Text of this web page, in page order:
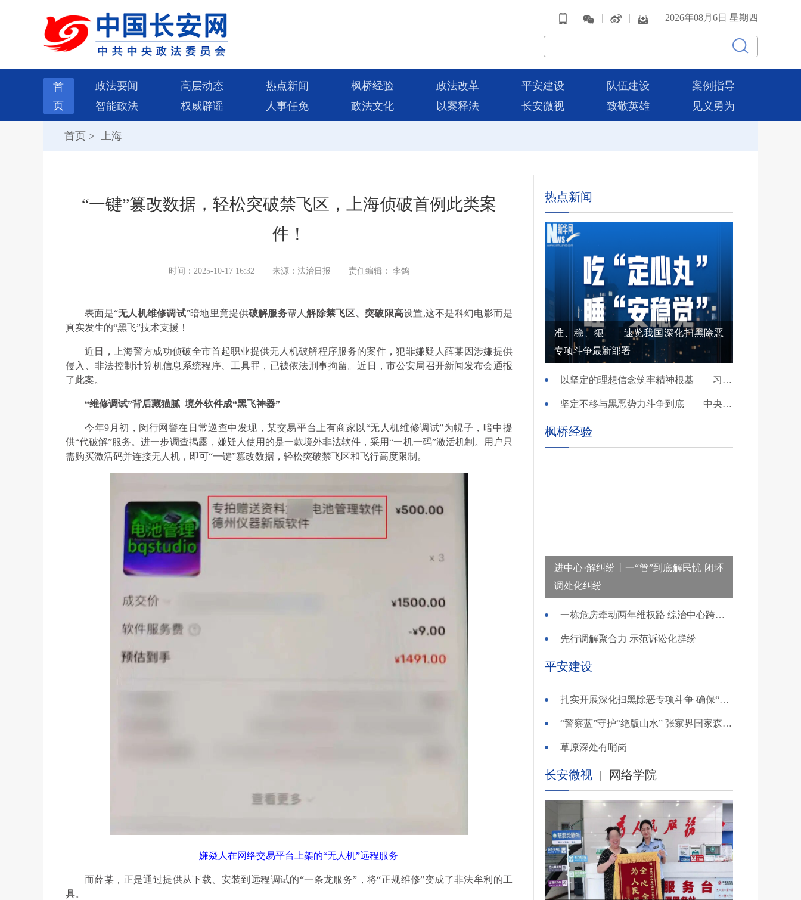
| | | 2026年08月6日 星期四
首
页
政法要闻 高层动态 热点新闻 枫桥经验 政法改革 平安建设 队伍建设
案例指导
智能政法
权威辟谣 人事任免 政法文化 以案释法 长安微视 致敬英雄 见义勇为
首页 > 上海
“一键”篡改数据，轻松突破禁飞区，上海侦破首例此类案
件！
时间：2025-10-17 16:32 来源：法治日报 责任编辑： 李鸽
表面是“无人机维修调试”暗地里竟提供破解服务帮人解除禁飞区、突破限高设置,这不是科幻电影而是
真实发生的“黑飞”技术支援！
近日，上海警方成功侦破全市首起职业提供无人机破解程序服务的案件，犯罪嫌疑人薛某因涉嫌提供
侵入、非法控制计算机信息系统程序、工具罪，已被依法刑事拘留。近日，市公安局召开新闻发布会通报
了此案。
“维修调试”背后藏猫腻 境外软件成“黑飞神器”
今年9月初，闵行网警在日常巡查中发现，某交易平台上有商家以“无人机维修调试”为幌子，暗中提
供“代破解”服务。进一步调查揭露，嫌疑人使用的是一款境外非法软件，采用“一机一码”激活机制。用户只
需购买激活码并连接无人机，即可“一键”篡改数据，轻松突破禁飞区和飞行高度限制。
嫌疑人在网络交易平台上架的“无人机”远程服务
而薛某，正是通过提供从下载、安装到远程调试的“一条龙服务”，将“正规维修”变成了非法牟利的工
具。
热点新闻
准、稳、狠——速览我国深化扫黑除恶
专项斗争最新部署
以坚定的理想信念筑牢精神根基——习近平党建思想理论品格系列述评之一
坚定不移与黑恶势力斗争到底——中央政法委负责同志就开展深化扫黑除恶专项斗争有关问题答记者问
枫桥经验
进中心·解纠纷丨一“管”到底解民忧 闭环
调处化纠纷
一栋危房牵动两年维权路 综治中心跨省寻鉴解民忧
先行调解聚合力 示范诉讼化群纷
平安建设
扎实开展深化扫黑除恶专项斗争 确保“全年全域平平安安、平平稳稳”——广东召开全省扫黑除恶专项斗争视频
“警察蓝”守护“绝版山水” 张家界国家森林公园景区派出所深化“生态警务”建设
草原深处有哨岗
长安微视 | 网络学院